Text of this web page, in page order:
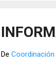
De